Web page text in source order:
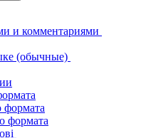
и комментариями
(обычные)
формата
формата